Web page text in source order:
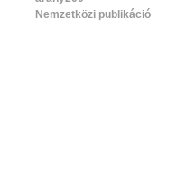
Nemzetközi publikáció